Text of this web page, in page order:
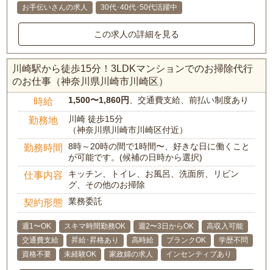
お手伝いさんの求人 30代･40代･50代活躍中
この求人の詳細を見る
川崎駅から徒歩15分！3LDKマンションでのお掃除代行
のお仕事（神奈川県川崎市川崎区）
時給 1,500〜1,860円 、交通費支給、前払い制度あり
勤務地
川崎 徒歩15分
（神奈川県川崎市川崎区付近）
勤務時間
8時～20時の間で1時間〜、好きな日に働くこと
が可能です。(候補の日時から選択)
仕事内容
キッチン、トイレ、お風呂、洗面所、リビン
グ、その他のお掃除
契約形態 業務委託
週1〜OK スキマ時間勤務OK 週2〜3日からOK
高収入可能
交通費支給
昇給･昇格あり 高時給 ブランクOK
学歴不問
資格不要
未経験OK 家政婦の求人 インセンティブあり